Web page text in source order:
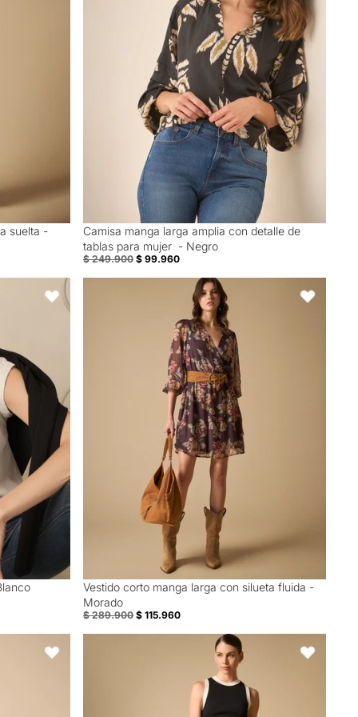
suelta -
60% Off
Camisa manga larga amplia con detalle de
tablas para mujer - Negro
$ 249.900 $ 99.960
Favoritos
Vestido corto manga larga con silueta fluida - Morado
60% Off
Vestido corto manga larga con silueta fluida -
Morado
$ 289.900 $ 115.960
Favoritos
mujer - Azul
Favoritos
Bermuda con prenses y cinturón incluido - Café
Favoritos